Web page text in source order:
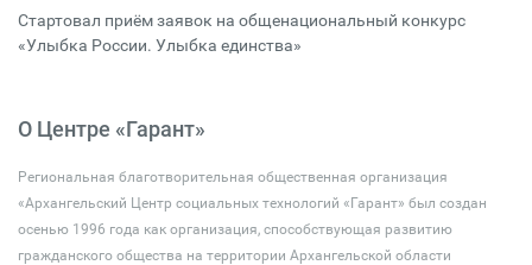
Стартовал приём заявок на общенациональный конкурс
«Улыбка России. Улыбка единства»
О Центре «Гарант»
Региональная благотворительная общественная организация
«Архангельский Центр социальных технологий «Гарант» был создан
осенью 1996 года как организация, способствующая развитию
гражданского общества на территории Архангельской области